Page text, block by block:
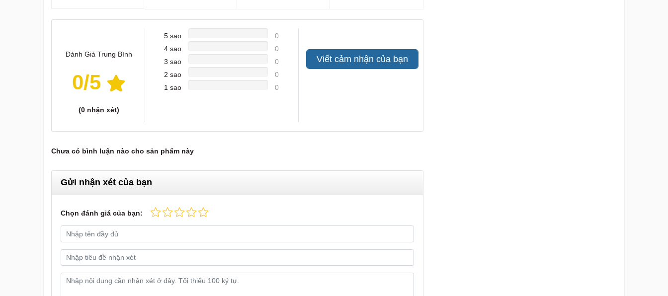
Đánh Giá Trung Bình
0/5
(0nhận xét)
5 sao
0
4 sao
0
3 sao
0
2 sao
0
1 sao
0
Viết cảm nhận của bạn
Chưa có bình luận nào cho sản phẩm này
Gửi nhận xét của bạn
Chọn đánh giá của bạn: